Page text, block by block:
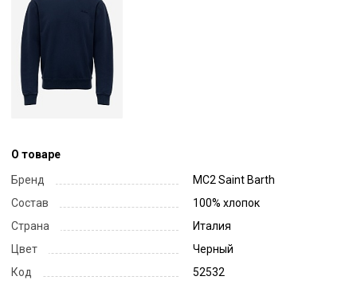
О товаре
Бренд
MC2 Saint Barth
Состав
100% хлопок
Страна
Италия
Цвет
Черный
Код
52532